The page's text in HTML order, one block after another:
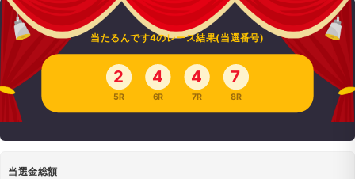
当たるんです4のレース結果(当選番号)
2
5R
4
6R
4
7R
7
8R
当選金総額